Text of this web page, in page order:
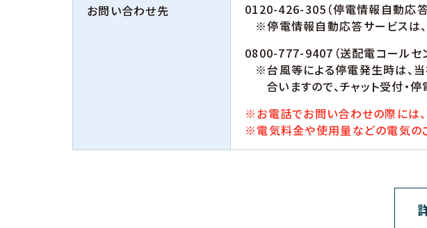
お問い合わせ先 0120-426-305 （停電情報自動応
※停電情報自動応答サービスは、
0800-777-9407 （送配電コールセ
※台風等による停電発生時は、
合いますので、チャット受付・
※お電話でお問い合わせの際には、
※電気料金や使用量などの電気の